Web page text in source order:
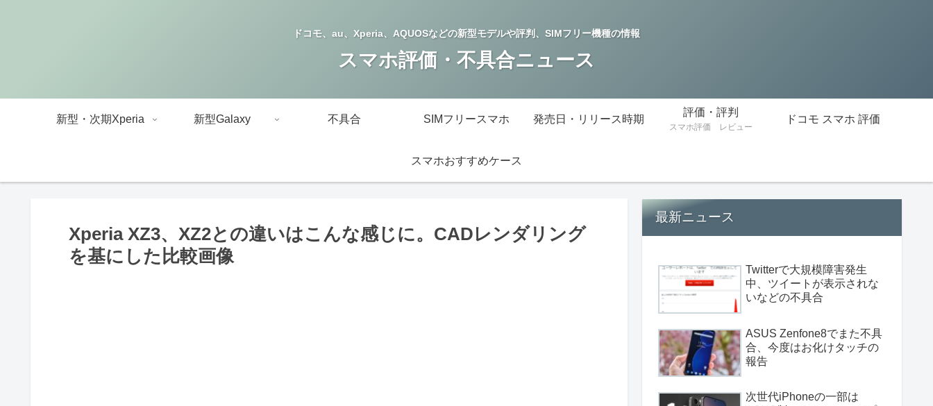
ドコモ、au、Xperia、AQUOSなどの新型モデルや評判、SIMフリー機種の情報
スマホ評価・不具合ニュース
新型・次期Xperia 新型Galaxy 不具合 SIMフリースマホ 発売日・リリース時期
評価・評判
スマホ評価 レビュー
ドコモ スマホ 評価
スマホおすすめケース
Xperia XZ3、XZ2との違いはこんな感じに。CADレンダリング
を基にした比較画像
最新ニュース
Twitterで大規模障害発生
中、ツイートが表示されな
いなどの不具合
ASUS Zenfone8でまた不具
合、今度はお化けタッチの
報告
次世代iPhoneの一部は